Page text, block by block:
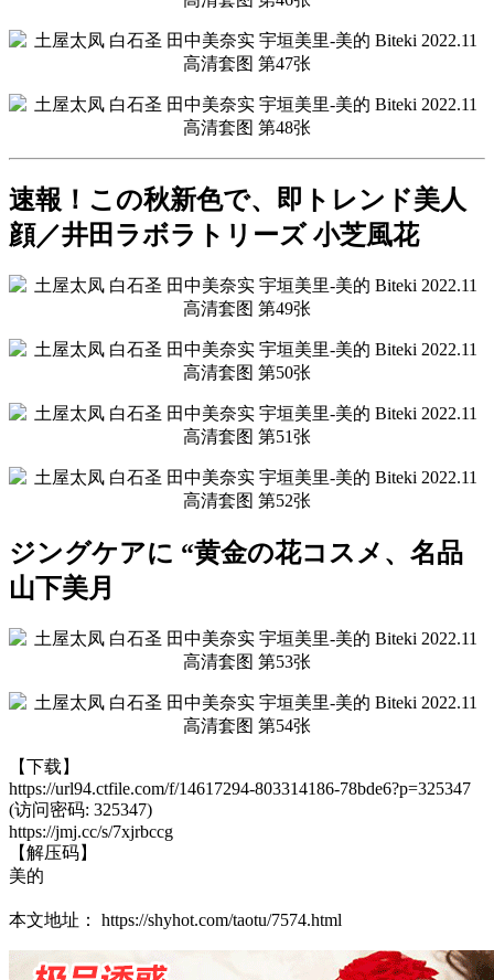
速報！この秋新色で、即トレンド美人
顔／井田ラボラトリーズ 小芝風花
ジングケアに “黄金の花コスメ、名品
山下美月
【下载】
https://url94.ctfile.com/f/14617294-803314186-78bde6?p=325347
(访问密码: 325347)
https://jmj.cc/s/7xjrbccg
【解压码】
美的
本文地址： https://shyhot.com/taotu/7574.html